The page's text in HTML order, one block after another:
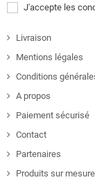
J'accepte les
Livraison
Mentions légales
Conditions
A propos
Paiement sécurisé
Contact
Partenaires
Produits sur mesure